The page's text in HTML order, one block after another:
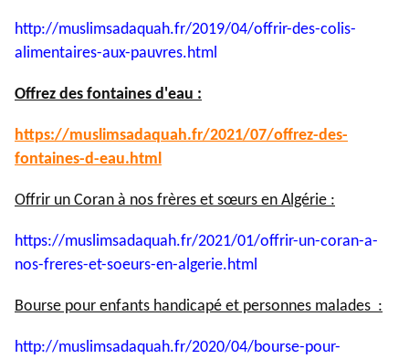
http://muslimsadaquah.fr/2019/04/offrir-des-colis-
alimentaires-aux-pauvres.html
Offrez des fontaines d'eau :
https://muslimsadaquah.fr/2021/07/offrez-des-
fontaines-d-eau.html
Offrir un Coran à nos frères et sœurs en Algérie :
https://muslimsadaquah.fr/2021/01/offrir-un-coran-a-
nos-freres-et-soeurs-en-algerie.html
Bourse pour enfants handicapé et personnes malades :
http://muslimsadaquah.fr/2020/04/bourse-pour-